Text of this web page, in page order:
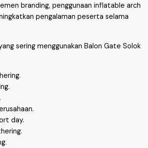
branding, penggunaan inflatable arch
pengalaman peserta selama
sering menggunakan Balon Gate Solok
day.